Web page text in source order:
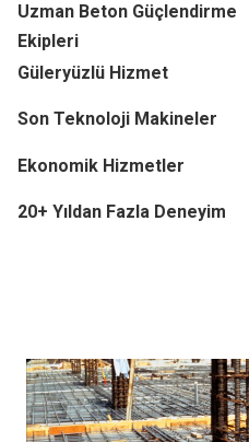
Uzman Beton Güçlendirme
Ekipleri
Güleryüzlü Hizmet
Son Teknoloji Makineler
Ekonomik Hizmetler
20+ Yıldan Fazla Deneyim